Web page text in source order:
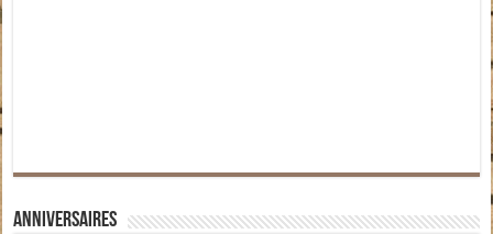
Anniversaires